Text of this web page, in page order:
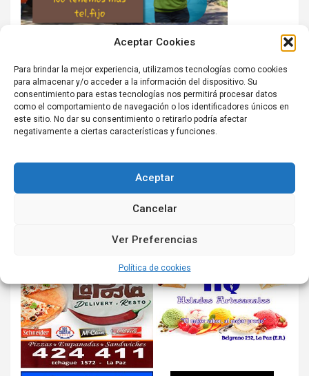
Aceptar Cookies
Para brindar la mejor experiencia, utilizamos tecnologías como cookies
para almacenar y/o acceder a la información del dispositivo. Su
consentimiento para estas tecnologías nos permitirá procesar datos
como el comportamiento de navegación o los identificadores únicos en
este sitio. No dar su consentimiento o retirarlo podría afectar
negativamente a ciertas características y funciones.
Aceptar
Cancelar
Ver Preferencias
Política de cookies